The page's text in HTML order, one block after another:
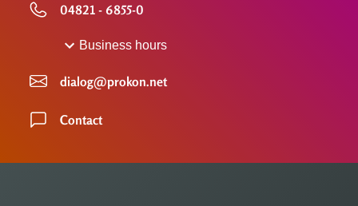
04821 - 6855-0
Business hours
dialog@prokon.net
Contact